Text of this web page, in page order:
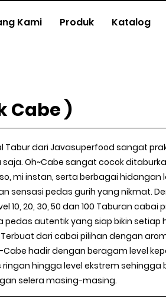
Kami Produk Katalog
Cabe )
Tabur dari Javasuperfood sangat
Oh~Cabe sangat cocok
mi instan, serta berbagai hidangan
sensasi pedas gurih yang nikmat.
10, 20, 30, 50 dan 100 Taburan cabai
pedas autentik yang siap bikin setiap
dari cabai pilihan dengan
hadir dengan beragam level
hingga level ekstrem sehingga
selera masing-masing.